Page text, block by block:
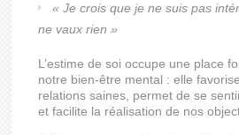
« Je crois que je ne suis pas
ne vaux rien »
L’estime de soi occupe une place
notre bien-être mental : elle
relations saines, permet de se
et facilite la réalisation de nos